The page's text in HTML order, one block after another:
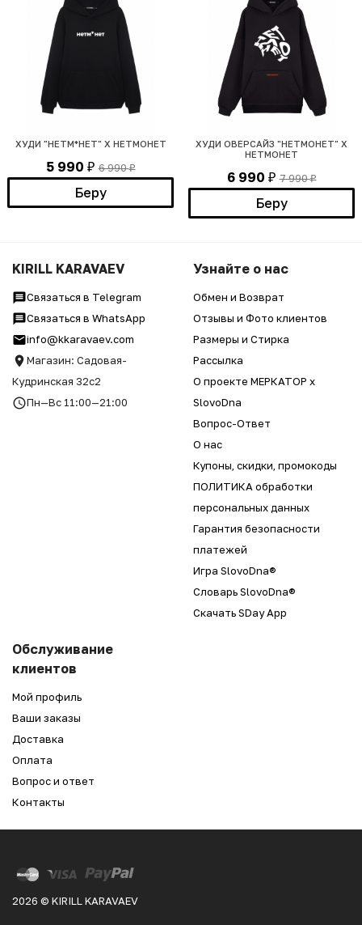
ХУДИ "НЕТМ*НЕТ" Х НЕТМОНЕТ
5 990 ₽ 6 990₽
Беру
ХУДИ ОВЕРСАЙЗ "НЕТМОНЕТ" Х
НЕТМОНЕТ
6 990 ₽ 7 990₽
Беру
KIRILL KARAVAEV
Связаться в Telegram
Связаться в WhatsApp
info@kkaravaev.com
Магазин: Садовая-
Кудринская 32с2
Пн—Вс 11:00—21:00
Узнайте о нас
Обмен и Возврат
Отзывы и Фото клиентов
Размеры и Стирка
Рассылка
О проекте МЕРКАТОР x
SlovoDna
Вопрос-Ответ
О нас
Купоны, скидки, промокоды
ПОЛИТИКА обработки
персональных данных
Гарантия безопасности
платежей
Игра SlovoDna®
Словарь SlovoDna®
Скачать SDay App
Обслуживание
клиентов
Мой профиль
Ваши заказы
Доставка
Оплата
Вопрос и ответ
Контакты
2026 © KIRILL KARAVAEV